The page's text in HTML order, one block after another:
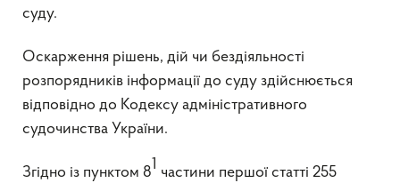
суду.
Оскарження рішень, дій чи бездіяльності
розпорядників інформації до суду здійснюється
відповідно до Кодексу адміністративного
судочинства України.
Згідно із пунктом 81 частини першої статті 255